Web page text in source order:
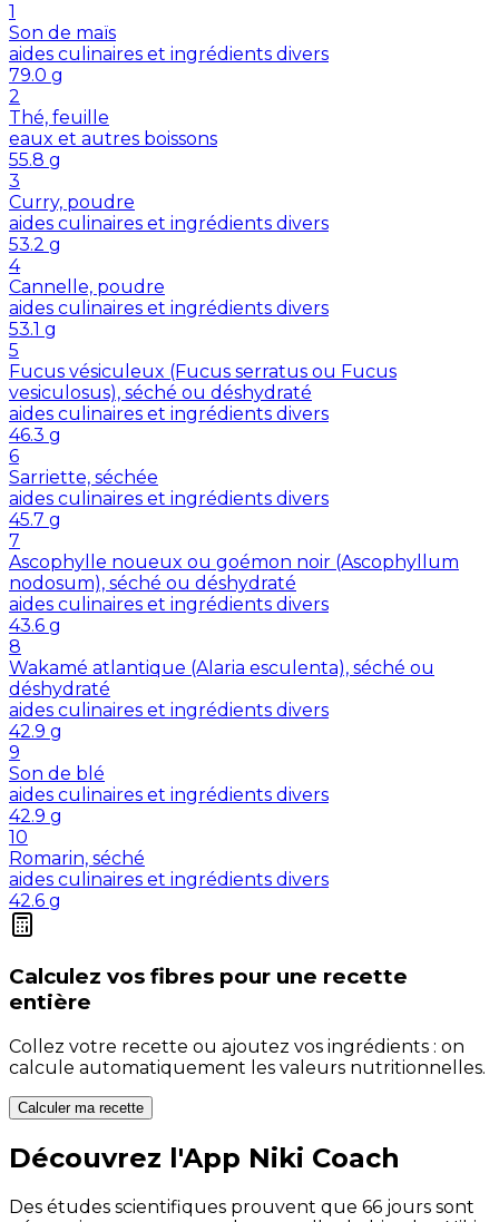
1
Son de maïs
aides culinaires et ingrédients divers
79.0 g
2
Thé, feuille
eaux et autres boissons
55.8 g
3
Curry, poudre
aides culinaires et ingrédients divers
53.2 g
4
Cannelle, poudre
aides culinaires et ingrédients divers
53.1 g
5
Fucus vésiculeux (Fucus serratus ou Fucus
vesiculosus), séché ou déshydraté
aides culinaires et ingrédients divers
46.3 g
6
Sarriette, séchée
aides culinaires et ingrédients divers
45.7 g
7
Ascophylle noueux ou goémon noir (Ascophyllum
nodosum), séché ou déshydraté
aides culinaires et ingrédients divers
43.6 g
8
Wakamé atlantique (Alaria esculenta), séché ou
déshydraté
aides culinaires et ingrédients divers
42.9 g
9
Son de blé
aides culinaires et ingrédients divers
42.9 g
10
Romarin, séché
aides culinaires et ingrédients divers
42.6 g
Calculez vos fibres pour une recette
entière
Collez votre recette ou ajoutez vos ingrédients : on
calcule automatiquement les valeurs nutritionnelles.
Calculer ma recette
Découvrez l'App Niki Coach
Des études scientifiques prouvent que 66 jours sont